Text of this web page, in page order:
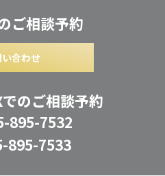
ご相談予約
合わせ
のご相談予約
895-7532
895-7533